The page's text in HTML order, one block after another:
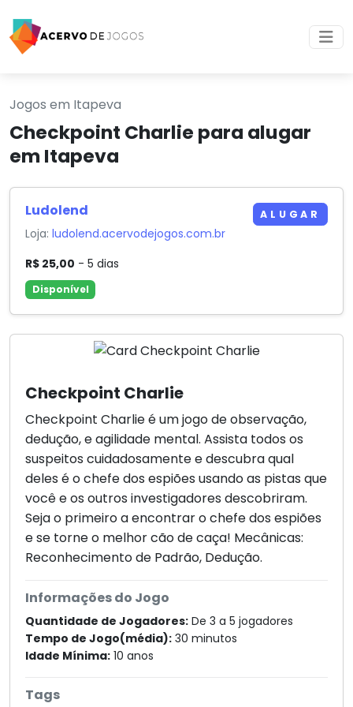
Jogos em Itapeva
Checkpoint Charlie para alugar
em Itapeva
Checkpoint Charlie
Checkpoint Charlie é um jogo de observação,
dedução, e agilidade mental. Assista todos os
suspeitos cuidadosamente e descubra qual
deles é o chefe dos espiões usando as pistas que
você e os outros investigadores descobriram.
Seja o primeiro a encontrar o chefe dos espiões
e se torne o melhor cão de caça! Mecânicas:
Reconhecimento de Padrão, Dedução.
Informações do Jogo
Quantidade de Jogadores: De 3 a 5 jogadores
Tempo de Jogo(média): 30 minutos
Idade Mínima: 10 anos
Tags
Ludolend
Loja:ludolend.acervodejogos.com.br
R$ 25,00 - 5 dias
Disponível
ALUGAR